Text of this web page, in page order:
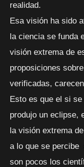
realidad.
Esa visión ha sido
la ciencia se funda
visión extrema de
proposiciones
verificadas,
Esto es que el si
produjo un eclipse,
la visión extrema
a lo que se percibe
son pocos los